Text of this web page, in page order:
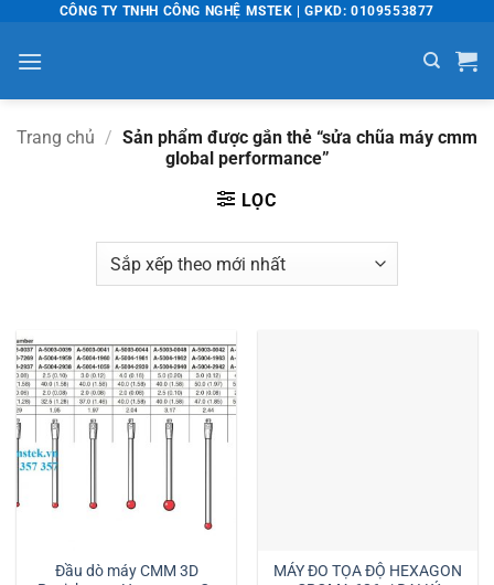
nội
dung
CÔNG TY TNHH CÔNG NGHỆ MSTEK | GPKD: 0109553877
Trang chủ / Sản phẩm được gắn thẻ “sửa chũa máy cmm
global performance”
LỌC
Đầu dò máy CMM 3D
MÁY ĐO TỌA ĐỘ HEXAGON